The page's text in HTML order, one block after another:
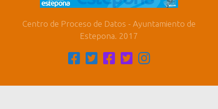
Centro de Proceso de Datos - Ayuntamiento de
Estepona. 2017